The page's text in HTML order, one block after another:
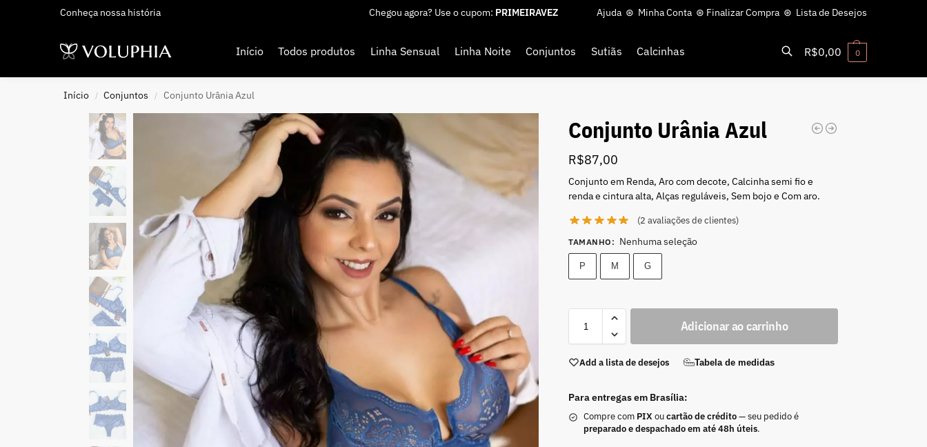
Conheça nossa história Chegou agora? Use o cupom: PRIMEIRAVEZ Ajuda ⊛ Minha Conta ⊛ Finalizar Compra ⊛ Lista de Desejos
Início Todos produtos Linha Sensual Linha Noite Conjuntos Sutiãs Calcinhas
Adicionados Recentemente
R$0,00 0
Início / Conjuntos / Conjunto Urânia Azul
Conjunto Urânia Azul
R$87,00
Conjunto em Renda, Aro com decote, Calcinha semi fio e
renda e cintura alta, Alças reguláveis, Sem bojo e Com aro.
(2 avaliações de clientes)
TAMANHO : Nenhuma seleção
P M G
Adicionar ao carrinho
Add a lista de desejos Tabela de medidas
Para entregas em Brasília:
Compre com PIX oucartão de crédito— seu pedido é
preparado e despachado em até 48h úteis.